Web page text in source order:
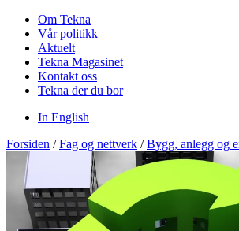
Om Tekna
Vår politikk
Aktuelt
Tekna Magasinet
Kontakt oss
Tekna der du bor
In English
Forsiden / Fag og nettverk / Bygg, anlegg og